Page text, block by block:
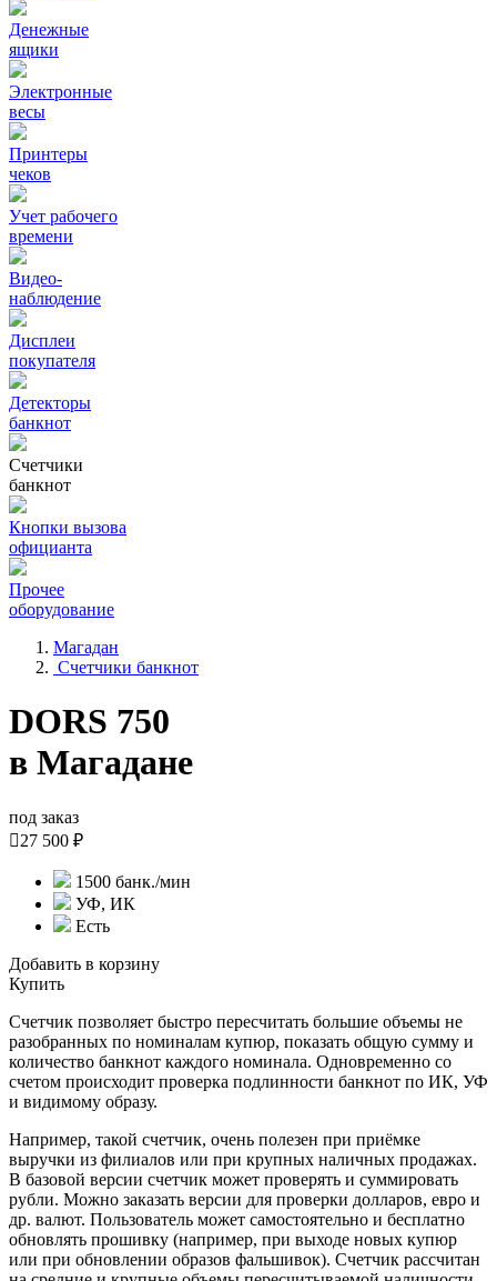
Денежные
ящики
Электронные
весы
Принтеры
чеков
Учет рабочего
времени
Видео‑
наблюдение
Дисплеи
покупателя
Детекторы
банкнот
Счетчики
банкнот
Кнопки вызова
официанта
Прочее
оборудование
Магадан
Счетчики банкнот
DORS 750
в Магадане
под заказ
27 500 ₽
1500 банк./мин
УФ, ИК
Есть
Добавить в корзину
Купить
Счетчик позволяет быстро пересчитать большие объемы не
разобранных по номиналам купюр, показать общую сумму и
количество банкнот каждого номинала. Одновременно со
счетом происходит проверка подлинности банкнот по ИК, УФ
и видимому образу.
Например, такой счетчик, очень полезен при приёмке
выручки из филиалов или при крупных наличных продажах.
В базовой версии счетчик может проверять и суммировать
рубли. Можно заказать версии для проверки долларов, евро и
др. валют. Пользователь может самостоятельно и бесплатно
обновлять прошивку (например, при выходе новых купюр
или при обновлении образов фальшивок). Счетчик рассчитан